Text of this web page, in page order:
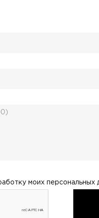
моих персональных